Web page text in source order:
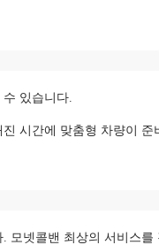
있습니다.
시간에 맞춤형 차량이 준
모넷콜밴 최상의 서비스를